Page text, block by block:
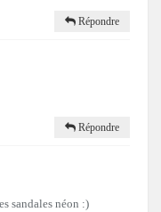
Répondre
Répondre
sandales néon :)